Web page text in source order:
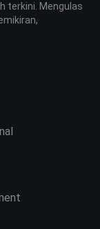
terkini. Mengulas